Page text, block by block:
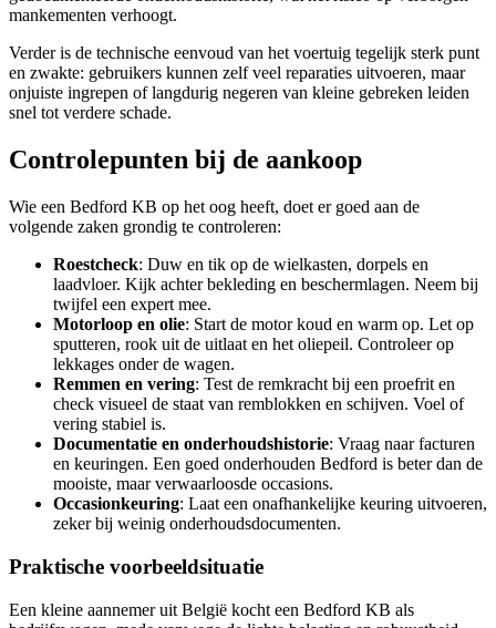
mankementen verhoogt.
Verder is de technische eenvoud van het voertuig tegelijk sterk punt
en zwakte: gebruikers kunnen zelf veel reparaties uitvoeren, maar
onjuiste ingrepen of langdurig negeren van kleine gebreken leiden
snel tot verdere schade.
Controlepunten bij de aankoop
Wie een Bedford KB op het oog heeft, doet er goed aan de
volgende zaken grondig te controleren:
Roestcheck: Duw en tik op de wielkasten, dorpels en
laadvloer. Kijk achter bekleding en beschermlagen. Neem bij
twijfel een expert mee.
Motorloop en olie: Start de motor koud en warm op. Let op
sputteren, rook uit de uitlaat en het oliepeil. Controleer op
lekkages onder de wagen.
Remmen en vering: Test de remkracht bij een proefrit en
check visueel de staat van remblokken en schijven. Voel of
vering stabiel is.
Documentatie en onderhoudshistorie: Vraag naar facturen
en keuringen. Een goed onderhouden Bedford is beter dan de
mooiste, maar verwaarloosde occasions.
Occasionkeuring: Laat een onafhankelijke keuring uitvoeren,
zeker bij weinig onderhoudsdocumenten.
Praktische voorbeeldsituatie
Een kleine aannemer uit België kocht een Bedford KB als